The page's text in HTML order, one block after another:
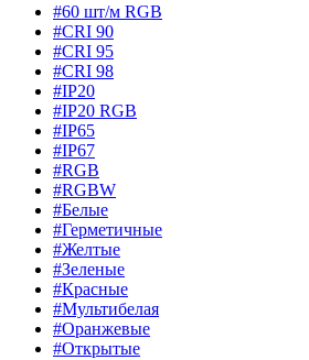
#60 шт/м RGB
#CRI 90
#CRI 95
#CRI 98
#IP20
#IP20 RGB
#IP65
#IP67
#RGB
#RGBW
#Белые
#Герметичные
#Желтые
#Зеленые
#Красные
#Мультибелая
#Оранжевые
#Открытые